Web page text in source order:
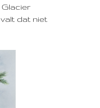
dat niet